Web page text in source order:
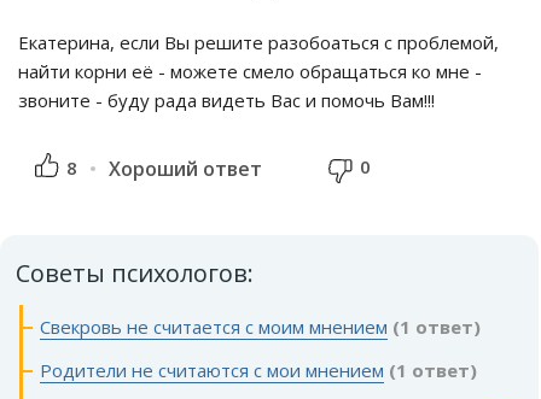
Екатерина, если Вы решите разобоаться с проблемой,
найти корни её - можете смело обращаться ко мне -
звоните - буду рада видеть Вас и помочь Вам!!!
8 Хороший ответ 0
Советы психологов:
Свекровь не считается с моим мнением (1 ответ)
Родители не считаются с мои мнением (1 ответ)